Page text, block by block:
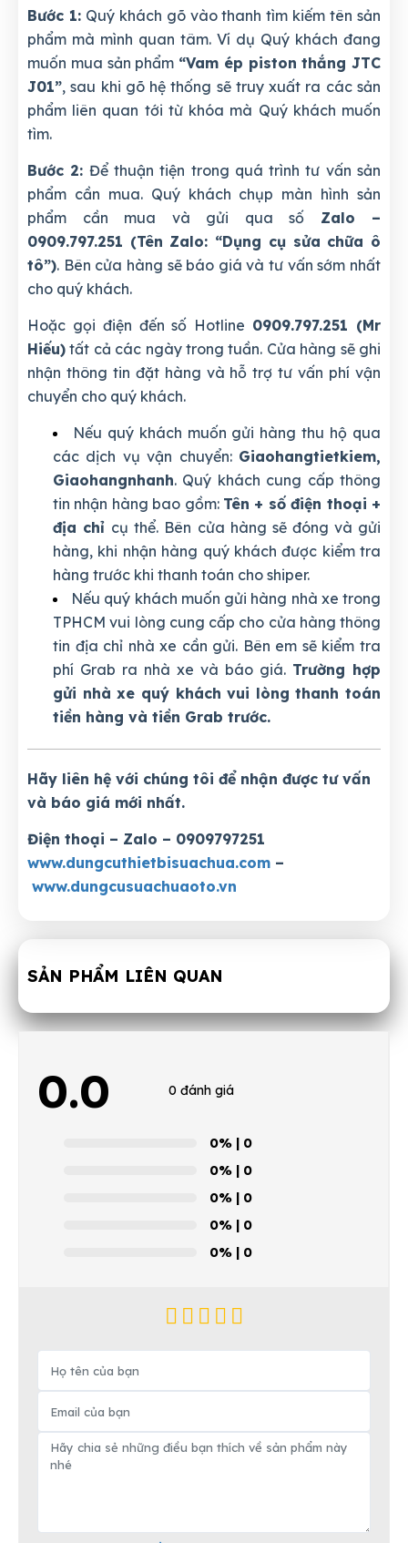
Bước 1:Quý khách gõ vào thanh tìm kiếm tên sản
phẩm mà mình quan tâm. Ví dụ Quý khách đang
muốn mua sản phẩm “Vam ép piston thắng JTC
J01”, sau khi gõ hệ thống sẽ truy xuất ra các sản
phẩm liên quan tới từ khóa mà Quý khách muốn
tìm.
Bước 2: Để thuận tiện trong quá trình tư vấn sản
phẩm cần mua. Quý khách chụp màn hình sản
phẩm cần mua và gửi qua số Zalo –
0909.797.251 (Tên Zalo: “Dụng cụ sửa chữa ô
tô”). Bên cửa hàng sẽ báo giá và tư vấn sớm nhất
cho quý khách.
Hoặc gọi điện đến số Hotline 0909.797.251 (Mr
Hiếu) tất cả các ngày trong tuần. Cửa hàng sẽ ghi
nhận thông tin đặt hàng và hỗ trợ tư vấn phí vận
chuyển cho quý khách.
Nếu quý khách muốn gửi hàng thu hộ qua
các dịch vụ vận chuyển: Giaohangtietkiem,
Giaohangnhanh. Quý khách cung cấp thông
tin nhận hàng bao gồm: Tên + số điện thoại +
địa chỉ cụ thể. Bên cửa hàng sẽ đóng và gửi
hàng, khi nhận hàng quý khách được kiểm tra
hàng trước khi thanh toán cho shiper.
Nếu quý khách muốn gửi hàng nhà xe trong
TPHCM vui lòng cung cấp cho cửa hàng thông
tin địa chỉ nhà xe cần gửi. Bên em sẽ kiểm tra
phí Grab ra nhà xe và báo giá. Trường hợp
gửi nhà xe quý khách vui lòng thanh toán
tiền hàng và tiền Grab trước.
Hãy liên hệ với chúng tôi để nhận được tư vấn
và báo giá mới nhất.
Điện thoại – Zalo – 0909797251
www.dungcuthietbisuachua.com –
www.dungcusuachuaoto.vn
SẢN PHẨM LIÊN QUAN
0.0 0 đánh giá
0% | 0
0% | 0
0% | 0
0% | 0
0% | 0